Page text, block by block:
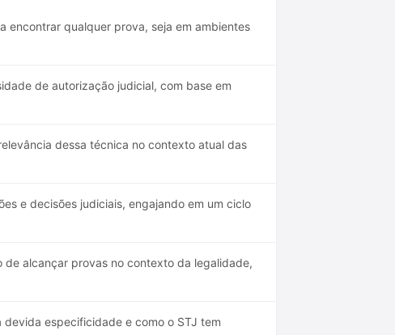
encontrar qualquer prova, seja em ambientes
de autorização judicial, com base em
dessa técnica no contexto atual das
e decisões judiciais, engajando em um ciclo
alcançar provas no contexto da legalidade,
especificidade e como o STJ tem